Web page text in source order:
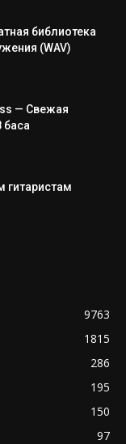
библиотека
(WAV)
— Свежая
баса
гитаристам
9763
1815
286
195
150
97